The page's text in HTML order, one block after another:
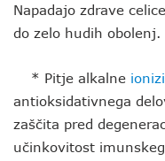
Napadajo zdrave
do zelo hudih obolenj.
* Pitje alkalne
antioksidativnega
zaščita pred
učinkovitost